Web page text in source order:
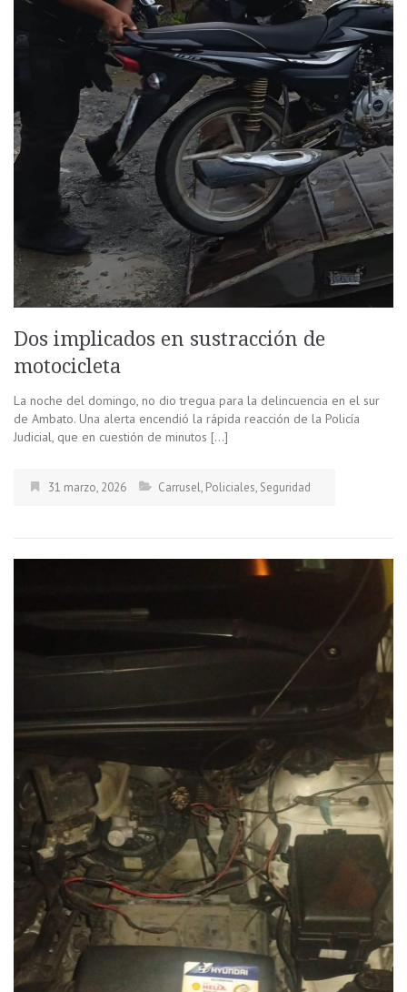
Dos implicados en sustracción de
motocicleta
La noche del domingo, no dio tregua para la delincuencia en el sur
de Ambato. Una alerta encendió la rápida reacción de la Policía
Judicial, que en cuestión de minutos […]
31 marzo, 2026 Carrusel, Policiales, Seguridad